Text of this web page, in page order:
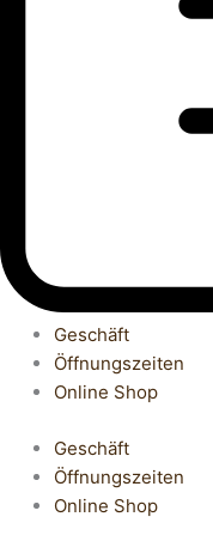
Geschäft
Öffnungszeiten
Online Shop
Geschäft
Öffnungszeiten
Online Shop